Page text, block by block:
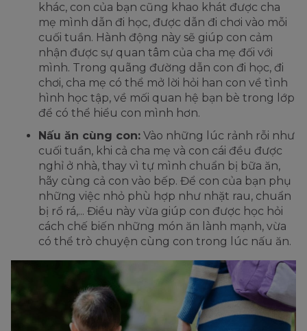
khác, con của bạn cũng khao khát được cha
mẹ mình dẫn đi học, được dẫn đi chơi vào mỗi
cuối tuần. Hành động này sẽ giúp con cảm
nhận được sự quan tâm của cha mẹ đối với
mình. Trong quãng đường dẫn con đi học, đi
chơi, cha mẹ có thể mở lời hỏi han con về tình
hình học tập, về mối quan hệ bạn bè trong lớp
để có thể hiểu con mình hơn.
Nấu ăn cùng con: Vào những lúc rảnh rỗi như
cuối tuần, khi cả cha mẹ và con cái đều được
nghỉ ở nhà, thay vì tự mình chuẩn bị bữa ăn,
hãy cùng cả con vào bếp. Để con của bạn phụ
những việc nhỏ phù hợp như nhặt rau, chuẩn
bị rổ rá,... Điều này vừa giúp con được học hỏi
cách chế biến những món ăn lành mạnh, vừa
có thể trò chuyện cùng con trong lúc nấu ăn.